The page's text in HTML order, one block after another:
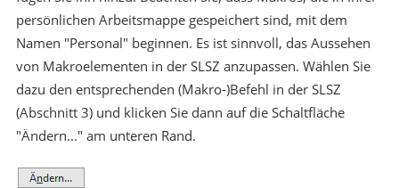
persönlichen Arbeitsmappe gespeichert sind, mit dem
Namen "Personal" beginnen. Es ist sinnvoll, das Aussehen
von Makroelementen in der SLSZ anzupassen. Wählen Sie
dazu den entsprechenden (Makro-)Befehl in der SLSZ
(Abschnitt 3) und klicken Sie dann auf die Schaltfläche
"Ändern..." am unteren Rand.